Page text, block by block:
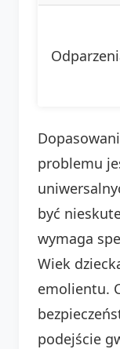
problemu
być
wymaga
Wiek
emolientu.
podejście